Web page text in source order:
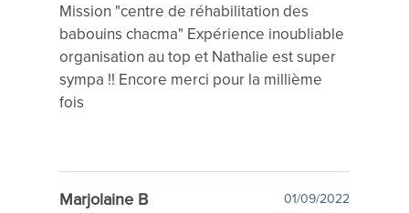
Mission "centre de réhabilitation des
babouins chacma" Expérience inoubliable
organisation au top et Nathalie est super
sympa !! Encore merci pour la millième
fois
Marjolaine B
01/09/2022